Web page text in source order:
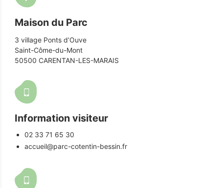
Maison du Parc
3 village Ponts d’Ouve
Saint-Côme-du-Mont
50500 CARENTAN-LES-MARAIS
Information visiteur
02 33 71 65 30
accueil@parc-cotentin-bessin.fr